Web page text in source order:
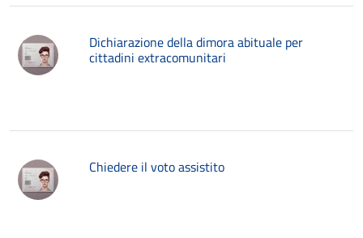
Dichiarazione della dimora abituale per
cittadini extracomunitari
Chiedere il voto assistito